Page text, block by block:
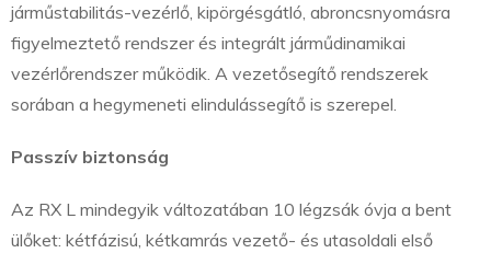
járműstabilitás-vezérlő, kipörgésgátló, abroncsnyomásra
figyelmeztető rendszer és integrált járműdinamikai
vezérlőrendszer működik. A vezetősegítő rendszerek
sorában a hegymeneti elindulássegítő is szerepel.
Passzív biztonság
Az RX L mindegyik változatában 10 légzsák óvja a bent
ülőket: kétfázisú, kétkamrás vezető- és utasoldali első